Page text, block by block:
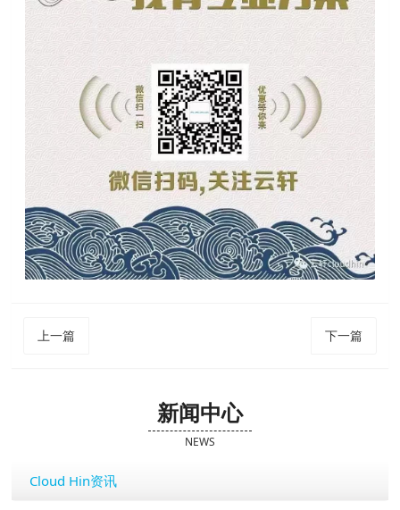
上一篇 下一篇
新闻中心
NEWS
Cloud Hin资讯